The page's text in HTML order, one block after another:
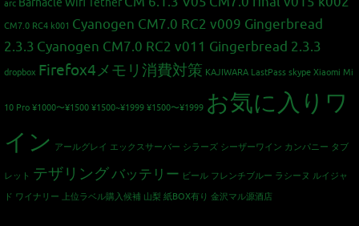
arc
CM7.0 RC4 k001 Cyanogen CM7.0 RC2 v009 Gingerbread
2.3.3 Cyanogen CM7.0 RC2 v011 Gingerbread 2.3.3
dropbox Firefox4メモリ消費対策 KAJIWARA LastPass skype Xiaomi Mi
10 Pro ¥1000〜¥1500 ¥1500~¥1999 ¥1500〜¥1999 お気に入りワ
イン アールグレイ エックスサーバー シラーズ シーザーワイン カンパニー タブ
レット テザリングバッテリー ビール フレンチブルー ラシーヌ ルイジャ
ド ワイナリー 上位ラベル購入候補 山梨 紙BOX有り 金沢マル源酒店